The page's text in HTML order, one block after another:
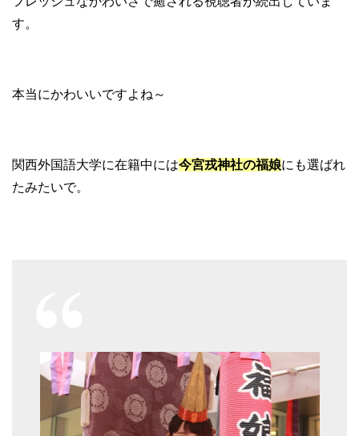
す。
本当にかわいいですよね～
関西外国語大学に在籍中には今宮戎神社の福娘にも選ばれ
たみたいで。